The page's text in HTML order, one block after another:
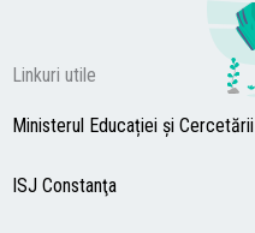
Linkuri utile
Ministerul Educației și Cercetării
ISJ Constanţa